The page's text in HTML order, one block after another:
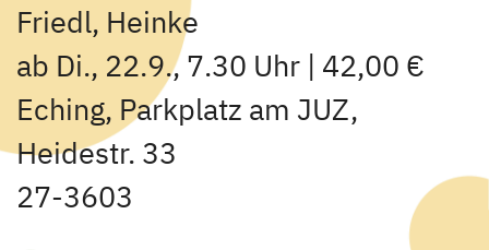
Friedl, Heinke
ab Di., 22.9., 7.30 Uhr | 42,00 €
Eching, Parkplatz am JUZ,
Heidestr. 33
27-3603